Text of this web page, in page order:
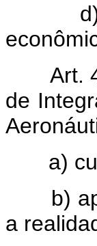
d) o
Art.
de
a)
b)
a